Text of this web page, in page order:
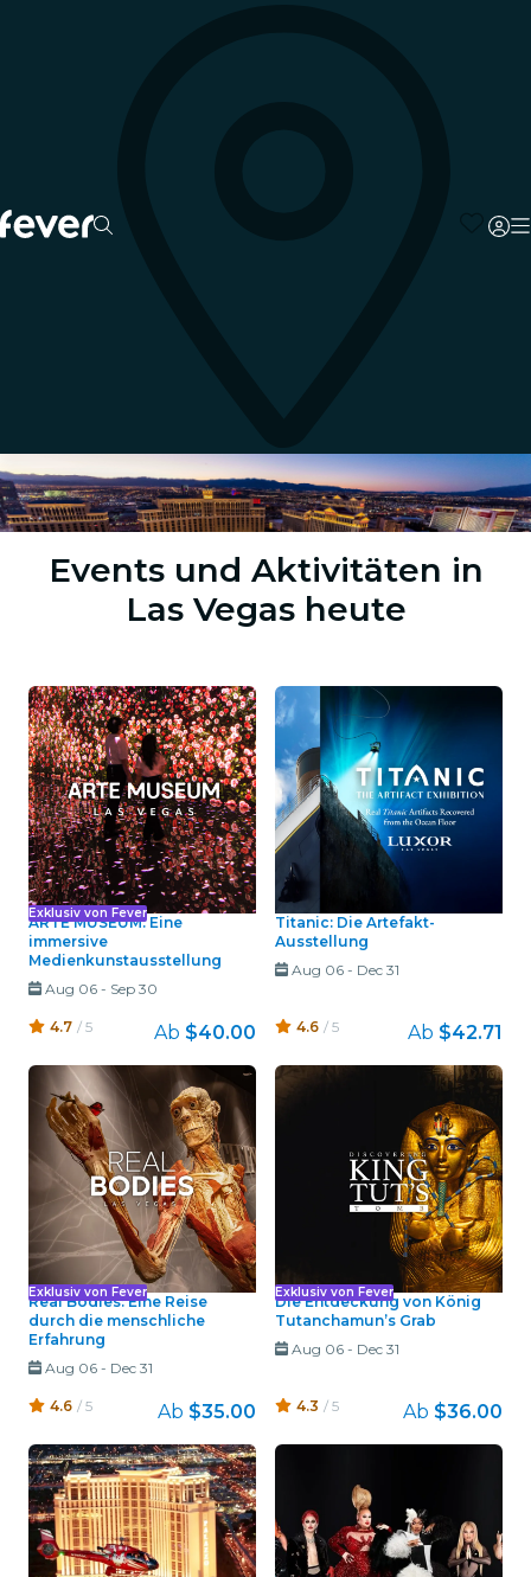
Events und Aktivitäten in
Las Vegas heute
Exklusiv von Fever
ARTE MUSEUM: Eine
immersive
Medienkunstausstellung
Aug 06- Sep 30
4.7 / 5 Ab $40.00
Titanic: Die Artefakt-
Ausstellung
Aug 06- Dec 31
4.6 / 5 Ab $42.71
Exklusiv von Fever
Real Bodies: Eine Reise
durch die menschliche
Erfahrung
Aug 06- Dec 31
4.6 / 5 Ab $35.00
Exklusiv von Fever
Die Entdeckung von König
Tutanchamun’s Grab
Aug 06- Dec 31
4.3 / 5 Ab $36.00